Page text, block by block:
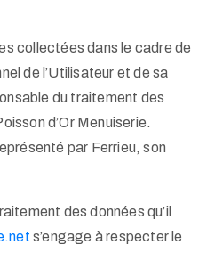
collectées dans le cadre de
de l’Utilisateur et de sa
du traitement des
d’Or Menuiserie.
par Ferrieu, son
des données qu’il
s’engage à respecter le